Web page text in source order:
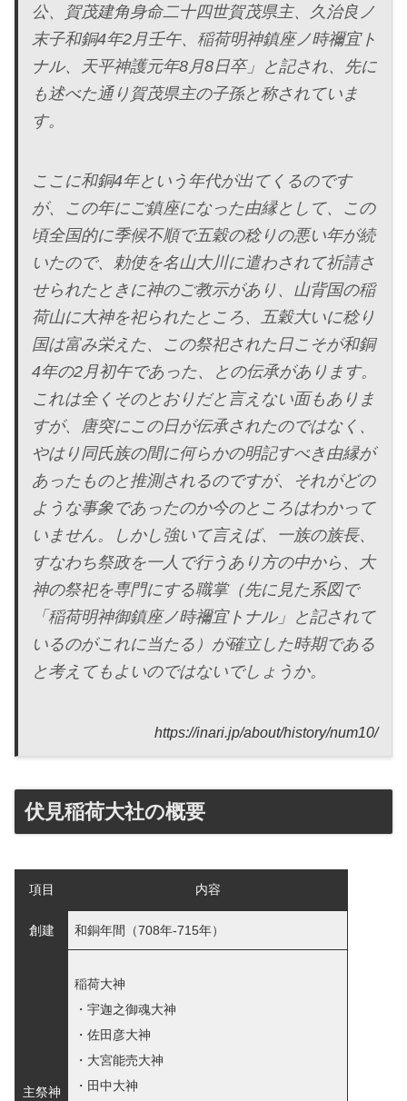
公、賀茂建角身命二十四世賀茂県主、久治良ノ
末子和銅4年2月壬午、稲荷明神鎮座ノ時禰宜ト
ナル、天平神護元年8月8日卒」と記され、先に
も述べた通り賀茂県主の子孫と称されていま
す。
ここに和銅4年という年代が出てくるのです
が、この年にご鎮座になった由縁として、この
頃全国的に季候不順で五穀の稔りの悪い年が続
いたので、勅使を名山大川に遣わされて祈請さ
せられたときに神のご教示があり、山背国の稲
荷山に大神を祀られたところ、五穀大いに稔り
国は富み栄えた、この祭祀された日こそが和銅
4年の2月初午であった、との伝承があります。
これは全くそのとおりだと言えない面もありま
すが、唐突にこの日が伝承されたのではなく、
やはり同氏族の間に何らかの明記すべき由縁が
あったものと推測されるのですが、それがどの
ような事象であったのか今のところはわかって
いません。しかし強いて言えば、一族の族長、
すなわち祭政を一人で行うあり方の中から、大
神の祭祀を専門にする職掌（先に見た系図で
「稲荷明神御鎮座ノ時禰宜トナル」と記されて
いるのがこれに当たる）が確立した時期である
と考えてもよいのではないでしょうか。
https://inari.jp/about/history/num10/
伏見稲荷大社の概要
項目 内容
創建 和銅年間（708年-715年）
主祭神
稲荷大神
・宇迦之御魂大神
・佐田彦大神
・大宮能売大神
・田中大神